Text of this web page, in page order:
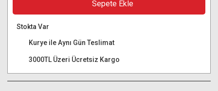
Sepete Ekle
Stokta Var
Kurye ile Aynı Gün Teslimat
3000TL Üzeri Ücretsiz Kargo